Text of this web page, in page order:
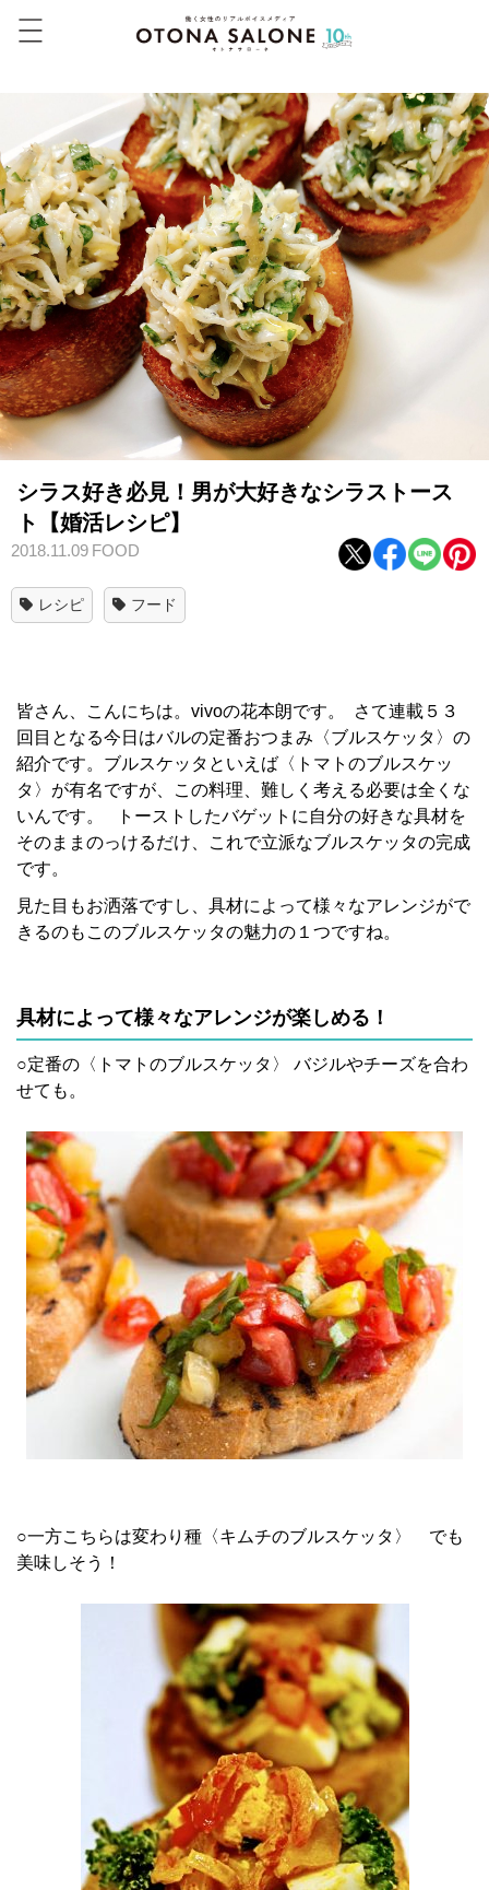
シラス好き必見！男が大好きなシラストース
ト【婚活レシピ】
2018.11.09 FOOD
レシピ フード
皆さん、こんにちは。vivoの花本朗です。
さて連載５３
回目となる今日はバルの定番おつまみ〈ブルスケッタ〉の
紹介です。ブルスケッタといえば〈トマトのブルスケッ
タ〉が有名ですが、この料理、難しく考える必要は全くな
いんです。
トーストしたバゲットに自分の好きな具材を
そのままのっけるだけ、これで立派なブルスケッタの完成
です。
見た目もお洒落ですし、具材によって様々なアレンジがで
きるのもこのブルスケッタの魅力の１つですね。
具材によって様々なアレンジが楽しめる！
○定番の〈トマトのブルスケッタ〉 バジルやチーズを合わ
せても。
○一方こちらは変わり種〈キムチのブルスケッタ〉 でも
美味しそう！